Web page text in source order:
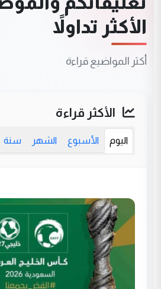
الأكثر تداولاً
أكثر المواضيع قراءة
الأكثر قراءة
اليوم الأسبوع الشهر سنة